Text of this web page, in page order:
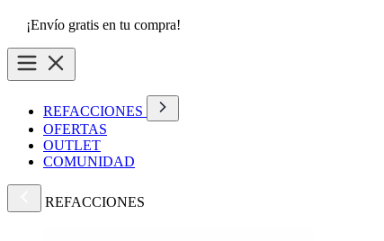
¡Envío gratis en tu compra!
REFACCIONES
OFERTAS
OUTLET
COMUNIDAD
REFACCIONES